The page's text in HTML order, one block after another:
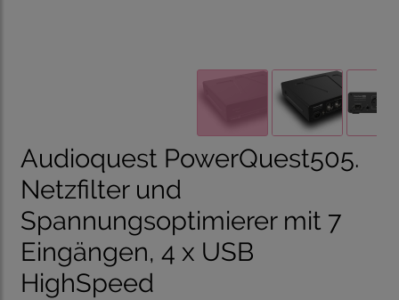
Audioquest PowerQuest505.
Netzfilter und
Spannungsoptimierer mit 7
Eingängen, 4 x USB
HighSpeed